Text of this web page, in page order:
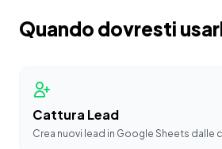
Quando dovresti
Cattura Lead
Crea nuovi lead in Google Sheets dalle